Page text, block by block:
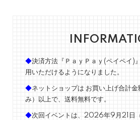
◆決済方法『ＰａｙＰａｙ(ペイペイ)
用いただけるようになりました。
◆ネットショップは お買い上げ合計
み）以上で、送料無料です。
◆次回イベントは、2026年9月21日